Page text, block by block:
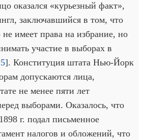
оказался «курьезный факт»,
заключавшийся в том, что
не имеет права на избрание, но
участие в выборах в
]. Конституция штата Нью-Йорк
допускаются лица,
не менее пяти лет
выборами. Оказалось, что
г. подал письменное
налогов и обложений, что